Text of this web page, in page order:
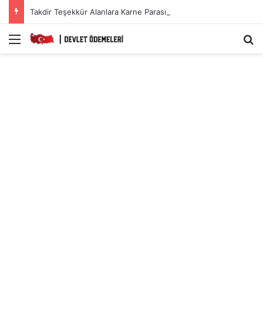
Takdir Teşekkür Alanlara Karne Parası Başvuru Ekranı.
Menü